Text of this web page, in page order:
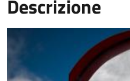
Descrizione